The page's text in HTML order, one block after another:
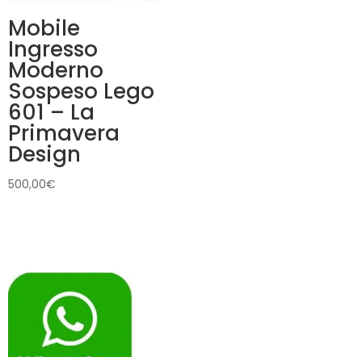
Mobile
Ingresso
Moderno
Sospeso Lego
601 – La
Primavera
Design
500,00€